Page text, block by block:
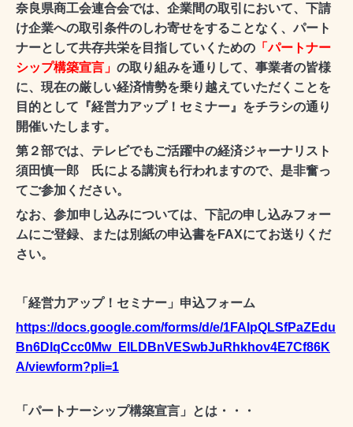
奈良県商工会連合会では、企業間の取引において、下請
け企業への取引条件のしわ寄せをすることなく、パート
ナーとして共存共栄を目指していくための 「パートナー
シップ構築宣言」 の取り組みを通りして、事業者の皆様
に、現在の厳しい経済情勢を乗り越えていただくことを
目的として『経営力アップ！セミナー』をチラシの通り
開催いたします。
第２部では、テレビでもご活躍中の経済ジャーナリスト
須田慎一郎 氏による講演も行われますので、是非奮っ
てご参加ください。
なお、参加申し込みについては、下記の申し込みフォー
ムにご登録、または別紙の申込書を FAXにてお送りくだ
さい。
「経営力アップ！セミナー」申込フォーム
https://docs.google.com/forms/d/e/1FAIpQLSfPaZEdu
Bn6DlqCcc0Mw_ElLDBnVESwbJuRhkhov4E7Cf86K
A/viewform?pli=1
「パートナーシップ構築宣言」とは・・・